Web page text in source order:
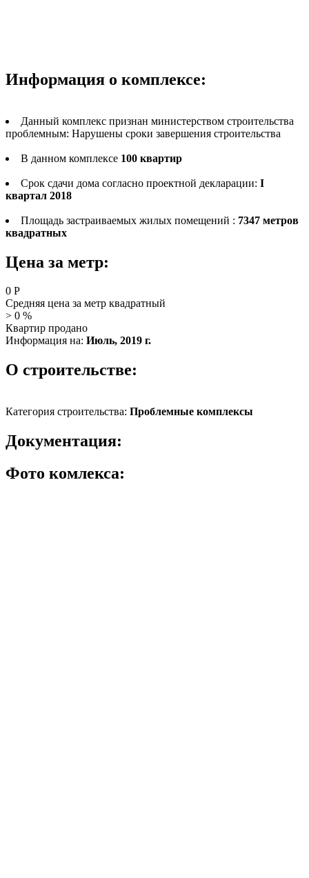
Информация о комплексе:
Данный комплекс признан министерством строительства
проблемным: Нарушены сроки завершения строительства
В данном комплексе 100 квартир
Срок сдачи дома согласно проектной декларации: I
квартал 2018
Площадь застраиваемых жилых помещений : 7347 метров
квадратных
Цена за метр:
0 Р
Средняя цена за метр квадратный
> 0 %
Квартир продано
Информация на: Июль, 2019 г.
О строительстве:
Категория строительства: Проблемные комплексы
Документация:
Фото комлекса: